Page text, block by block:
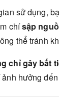
sử dụng,
chísập
thể tránh
chỉ gây bất
ảnh hưởng